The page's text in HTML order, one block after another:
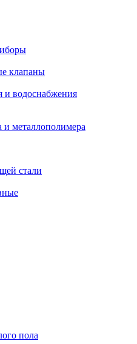
клапаны
и водоснабжения
металлополимера
стали
пола